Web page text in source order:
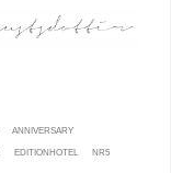
ANNIVERSARY
EDITIONHOTEL NR5